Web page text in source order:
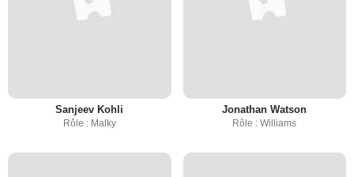
Sanjeev Kohli
Rôle : Malky
Jonathan Watson
Rôle : Williams